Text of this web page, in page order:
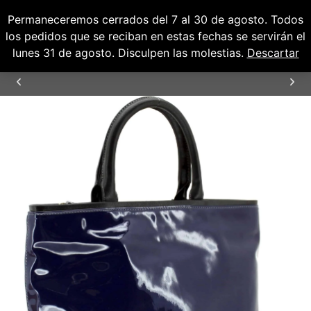
Permaneceremos cerrados del 7 al 30 de agosto. Todos
los pedidos que se reciban en estas fechas se servirán el
lunes 31 de agosto. Disculpen las molestias. Descartar
0,00€
0
ENVÍOS GRATUITOS PARA PENÍNSULA Y
BALEARES